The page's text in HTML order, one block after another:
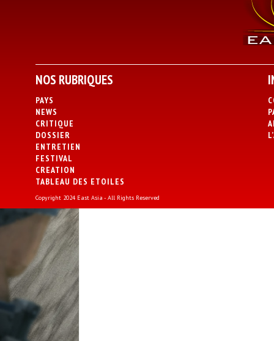
NOS RUBRIQUES
PAYS
NEWS
CRITIQUE
DOSSIER
ENTRETIEN
FESTIVAL
CREATION
TABLEAU DES ETOILES
Copyright 2024 East Asia - All Rights Reserved